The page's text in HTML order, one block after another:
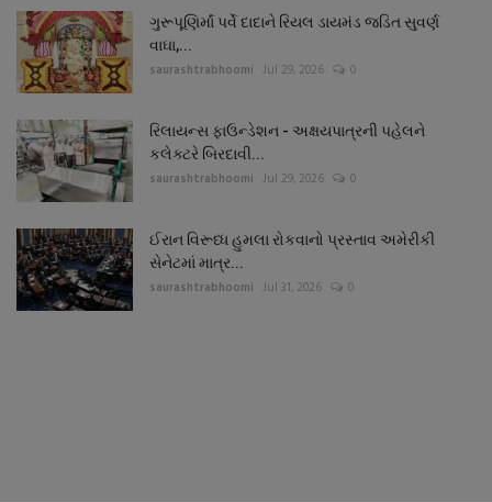
ગુરૂપૂણિર્માં પર્વે દાદાને રિયલ ડાયમંડ જડિત સુવર્ણ
વાઘા,...
saurashtrabhoomi Jul 29, 2026 0
રિલાયન્સ ફાઉન્ડેશન - અક્ષયપાત્રની પહેલને
કલેક્ટરે બિરદાવી...
saurashtrabhoomi Jul 29, 2026 0
ઈરાન વિરૂધ્ધ હુમલા રોકવાનો પ્રસ્તાવ અમેરીકી
સેનેટમાં માત્ર...
saurashtrabhoomi Jul 31, 2026 0